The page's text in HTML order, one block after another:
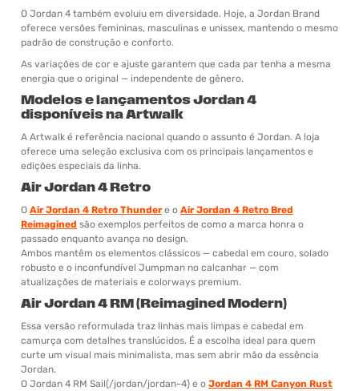
O Jordan 4 também evoluiu em diversidade. Hoje, a Jordan Brand
oferece versões femininas, masculinas e unissex, mantendo o mesmo
padrão de construção e conforto.
As variações de cor e ajuste garantem que cada par tenha a mesma
energia que o original — independente de gênero.
Modelos e lançamentos Jordan 4
disponíveis na Artwalk
A Artwalk é referência nacional quando o assunto é Jordan. A loja
oferece uma seleção exclusiva com os principais lançamentos e
edições especiais da linha.
Air Jordan 4 Retro
O Air Jordan 4 Retro Thundere o Air Jordan 4 Retro Bred
Reimagined são exemplos perfeitos de como a marca honra o
passado enquanto avança no design.
Ambos mantêm os elementos clássicos — cabedal em couro, solado
robusto e o inconfundível Jumpman no calcanhar — com
atualizações de materiais e colorways premium.
Air Jordan 4 RM (Reimagined Modern)
Essa versão reformulada traz linhas mais limpas e cabedal em
camurça com detalhes translúcidos. É a escolha ideal para quem
curte um visual mais minimalista, mas sem abrir mão da essência
Jordan.
O Jordan 4 RM Sail(/jordan/jordan-4) e o Jordan 4 RM Canyon Rust